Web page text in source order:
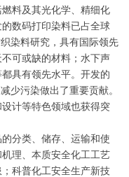
料及其光化学、精细化
数码打印染料已占全球
染料研究，具有国际领先
可或缺的材料；水下声
具有领先水平。开发的
少污染做出了重要贡献。
计等特色领域也获得突
分类、储存、运输和使
理、本质安全化工工艺
科普化工安全生产新技